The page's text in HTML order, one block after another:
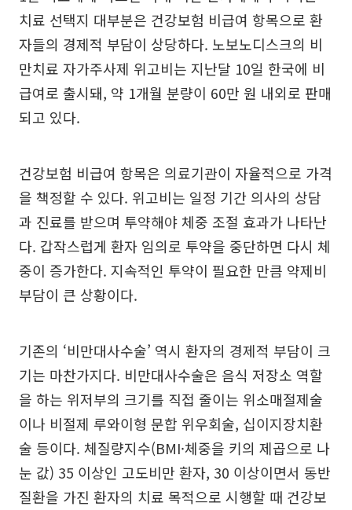
치료 선택지 대부분은 건강보험 비급여 항목으로 환
자들의 경제적 부담이 상당하다. 노보노디스크의 비
만치료 자가주사제 위고비는 지난달 10일 한국에 비
급여로 출시돼, 약 1개월 분량이 60만 원 내외로 판매
되고 있다.
건강보험 비급여 항목은 의료기관이 자율적으로 가격
을 책정할 수 있다. 위고비는 일정 기간 의사의 상담
과 진료를 받으며 투약해야 체중 조절 효과가 나타난
다. 갑작스럽게 환자 임의로 투약을 중단하면 다시 체
중이 증가한다. 지속적인 투약이 필요한 만큼 약제비
부담이 큰 상황이다.
기존의 ‘비만대사수술’ 역시 환자의 경제적 부담이 크
기는 마찬가지다. 비만대사수술은 음식 저장소 역할
을 하는 위저부의 크기를 직접 줄이는 위소매절제술
이나 비절제 루와이형 문합 위우회술, 십이지장치환
술 등이다. 체질량지수(BMI·체중을 키의 제곱으로 나
눈 값) 35 이상인 고도비만 환자, 30 이상이면서 동반
질환을 가진 환자의 치료 목적으로 시행할 때 건강보